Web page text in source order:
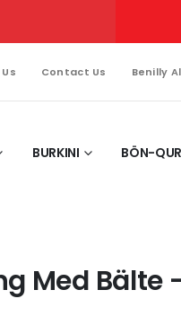
Contact Us Benilly
BURKINI BÖN-
Med Bälte